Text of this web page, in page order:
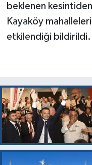
beklenen
Kayaköy
etkilendiği bildirildi.